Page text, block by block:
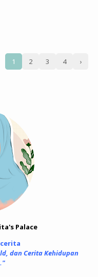
1 2 3 4 ›
Palace
dan Cerita Kehidupan